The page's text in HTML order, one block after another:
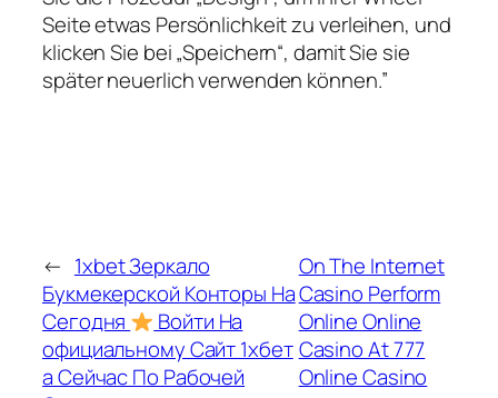
Seite etwas Persönlichkeit zu verleihen, und
klicken Sie bei „Speichern“, damit Sie sie
später neuerlich verwenden können.”
← 1xbet Зеркало
Букмекерской Конторы На
Сегодня
Войти На
официальному Сайт 1хбет
а Сейчас По Рабочей
On The Internet
Casino Perform
Online Online
Casino At 777
Online Casino